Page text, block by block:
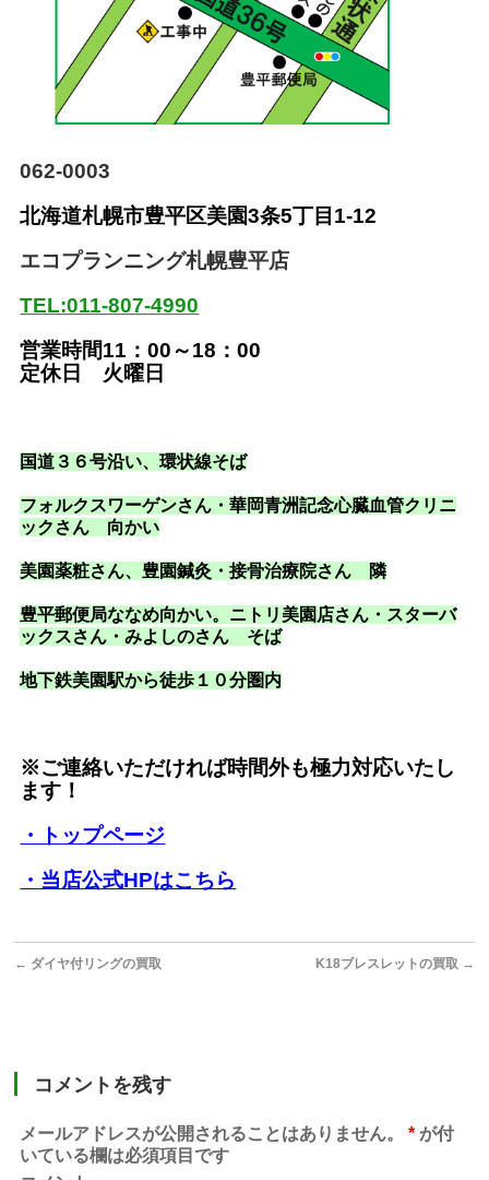
062-0003
北海道札幌市豊平区美園3条5丁目1-12
エコプランニング札幌豊平店
TEL:011-807-4990
営業時間11：00～18：00
定休日 火曜日
国道３６号沿い、環状線そば
フォルクスワーゲンさん・華岡青洲記念心臓血管クリニ
ックさん 向かい
美園薬粧さん、豊園鍼灸・接骨治療院さん 隣
豊平郵便局ななめ向かい。ニトリ美園店さん・スターバ
ックスさん・みよしのさん そば
地下鉄美園駅から徒歩１０分圏内
※ご連絡いただければ時間外も極力対応いたし
ます！
・トップページ
・当店公式HPはこちら
← ダイヤ付リングの買取 K18ブレスレットの買取 →
コメントを残す
メールアドレスが公開されることはありません。 * が付
いている欄は必須項目です